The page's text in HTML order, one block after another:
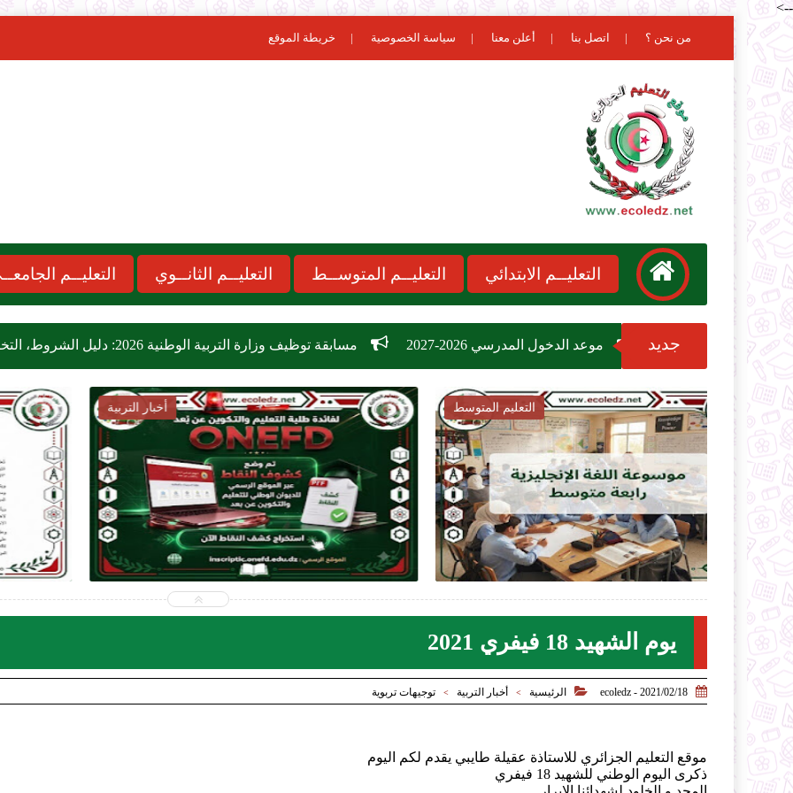
-->
من نحن ؟ اتصل بنا أعلن معنا سياسة الخصوصية خريطة الموقع
التعليــم الابتدائي التعليــم المتوســط التعليــم الثانــوي التعليــم
جديد
موعد الدخول المدرسي 2026-2027 مسابقة توظيف وزارة التربية الوطنية 2026: دليل الشروط، التخصصات، وكيفية التسجيل في 26,209 منصب
أخبار التربية
2026-07-27
ecoledz.net
شاهد الموضوع
التعليم المتوسط
2026-07-27
ecoledz.net
شاهد الموضوع
التربية
يوم الشهيد 18 فيفري 2021

2021/02/18 - ecoledz
 الرئيسية > أخبار التربية > توجيهات تربوية
موقع التعليم الجزائري للاستاذة عقيلة طايبي يقدم لكم اليوم
ذكرى اليوم الوطني للشهيد 18 فيفري